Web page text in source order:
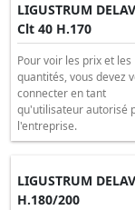
LIGUSTRUM
Clt 40 H.170
Pour voir les prix et les
quantités, vous devez
connecter en tant
qu'utilisateur autorisé
l'entreprise.
LIGUSTRUM
H.180/200